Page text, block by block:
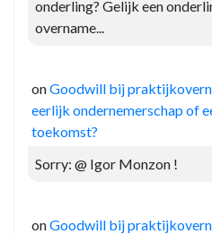
onderling? Gelijk een
overname...
onGoodwill bij
eerlijk ondernemerschap of
toekomst?
Sorry: @ Igor Monzon !
onGoodwill bij